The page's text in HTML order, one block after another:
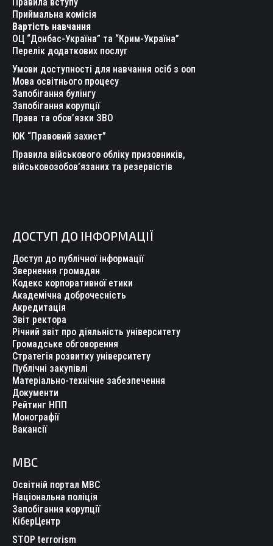
new
window
new
window
new
window
new
window
new
Правила вступу
Приймальна комісія
Вартість навчання
ОЦ “Донбас-Україна” та “Крим-Україна”
Перелік додаткових послуг
Умови доступності для навчання осіб з ооп
Мова освітнього процесу
Запобігання булінгу
Запобігання корупції
Права та обов’язки ЗВО
ЮК “Правовий захист”
Правила військового обліку призовників,
військовозобов’язаних та резервістів
ДОСТУП ДО ІНФОРМАЦІЇ
Доступ до публічної інформації
Звернення громадян
Кодекс корпоративної етики
Академічна доброчесність
Акредитація
Звіт ректора
Річний звіт про діяльність університету
Громадське обговорення
Стратегія розвитку університету
Публічні закупівлі
Матеріально-технічне забезпечення
Документи
Рейтинг НПП
Монографії
Вакансії
МВС
Освітній портал МВС
Національна поліція
Запобігання корупції
КіберЦентр
STOP terrorism